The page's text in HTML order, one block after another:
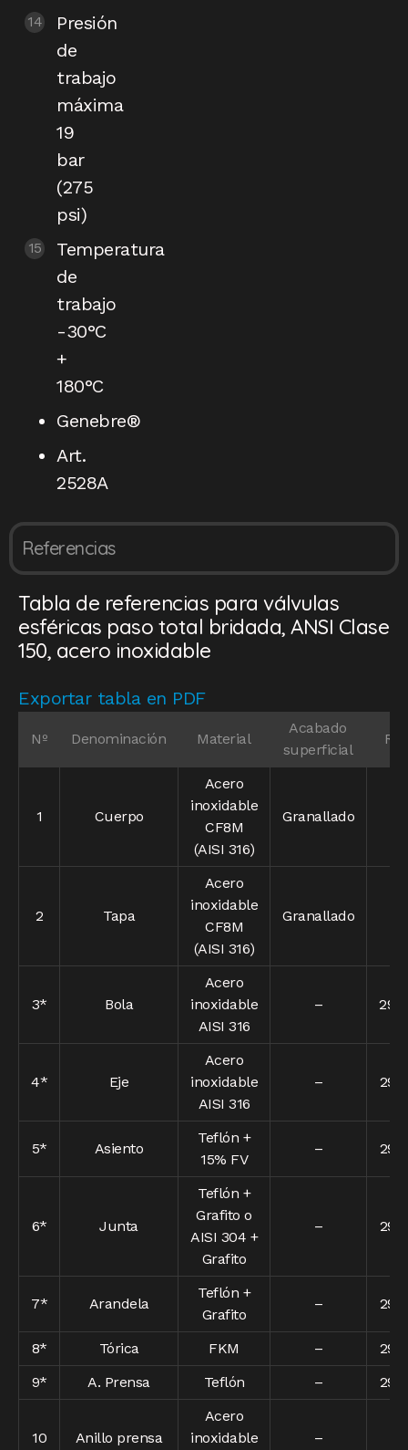
Presión
de
trabajo
máxima
19
bar
(275
psi)
Temperatura
de
trabajo
-30°C
+
180°C
Genebre®
Art.
2528A
Referencias
Tabla de referencias para válvulas
esféricas paso total bridada, ANSI Clase
150, acero inoxidable
Exportar tabla en PDF
Nº Denominación Material
Acabado
superficial
Ref
1 Cuerpo
Acero
inoxidable
CF8M
(AISI 316)
Granallado
2 Tapa
Acero
inoxidable
CF8M
(AISI 316)
Granallado
3* Bola
Acero
inoxidable
AISI 316
–
4* Eje
Acero
inoxidable
AISI 316
–
5* Asiento
Teflón +
15% FV
–
6* Junta
Teflón +
Grafito o
AISI 304 +
Grafito
–
7* Arandela
Teflón +
Grafito
–
8* Tórica FKM –
9*
A. Prensa Teflón –
10 Anillo prensa
Acero
inoxidable
–